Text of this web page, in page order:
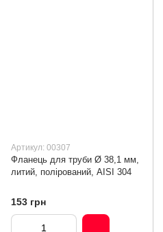
Артикул: 00307
Фланець для труби Ø 38,1 мм,
литий, полірований, AISI 304
153 грн